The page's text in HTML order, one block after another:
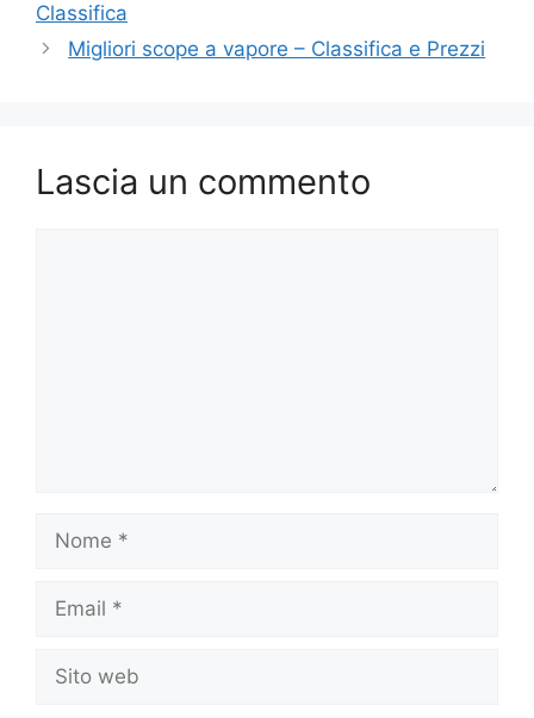
Classifica
Migliori scope a vapore – Classifica e Prezzi
Lascia un commento
Nome
Email
Sito
web